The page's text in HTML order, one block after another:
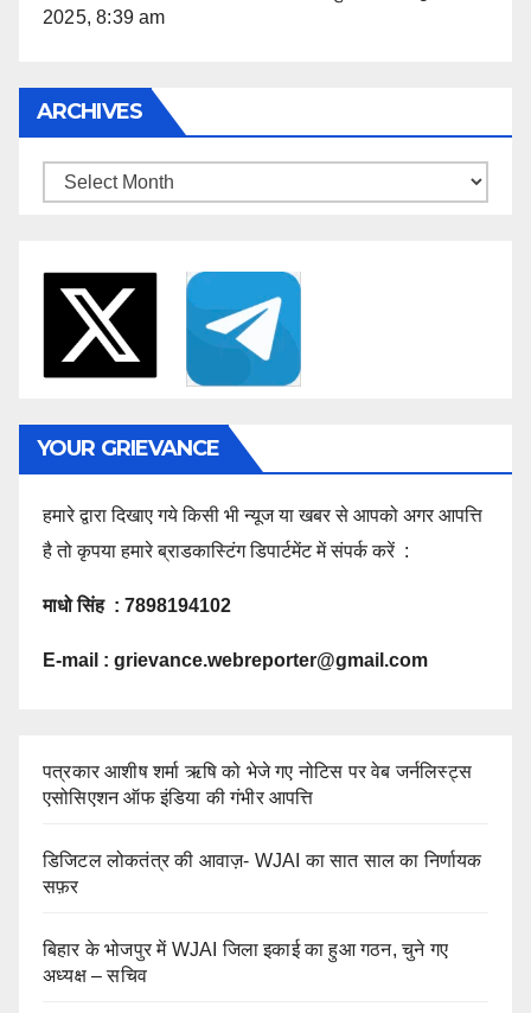
2025, 8:39 am
ARCHIVES
Archives
YOUR GRIEVANCE
हमारे द्वारा दिखाए गये किसी भी न्यूज या खबर से आपको अगर आपत्ति
है तो कृपया हमारे ब्राडकास्टिंग डिपार्टमेंट में संपर्क करें :
माधो सिंह : 7898194102
E-mail : grievance.webreporter@gmail.com
पत्रकार आशीष शर्मा ऋषि को भेजे गए नोटिस पर वेब जर्नलिस्ट्स
एसोसिएशन ऑफ इंडिया की गंभीर आपत्ति
डिजिटल लोकतंत्र की आवाज़- WJAI का सात साल का निर्णायक
सफ़र
बिहार के भोजपुर में WJAI जिला इकाई का हुआ गठन, चुने गए
अध्यक्ष – सचिव